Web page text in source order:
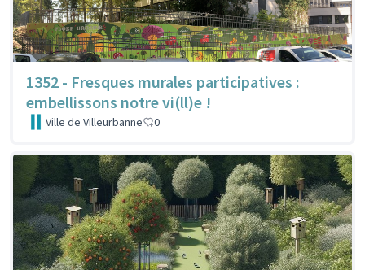
1352 - Fresques murales participatives :
embellissons notre vi(ll)e !
Ville de Villeurbanne 0